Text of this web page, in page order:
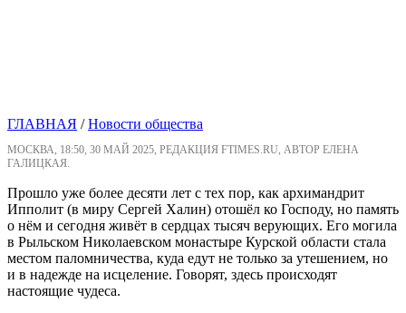
ГЛАВНАЯ /Новости общества
МОСКВА, 18:50, 30 МАЙ 2025, РЕДАКЦИЯ FTIMES.RU, АВТОР ЕЛЕНА
ГАЛИЦКАЯ.
Прошло уже более десяти лет с тех пор, как архимандрит
Ипполит (в миру Сергей Халин) отошёл ко Господу, но память
о нём и сегодня живёт в сердцах тысяч верующих. Его могила
в Рыльском Николаевском монастыре Курской области стала
местом паломничества, куда едут не только за утешением, но
и в надежде на исцеление. Говорят, здесь происходят
настоящие чудеса.